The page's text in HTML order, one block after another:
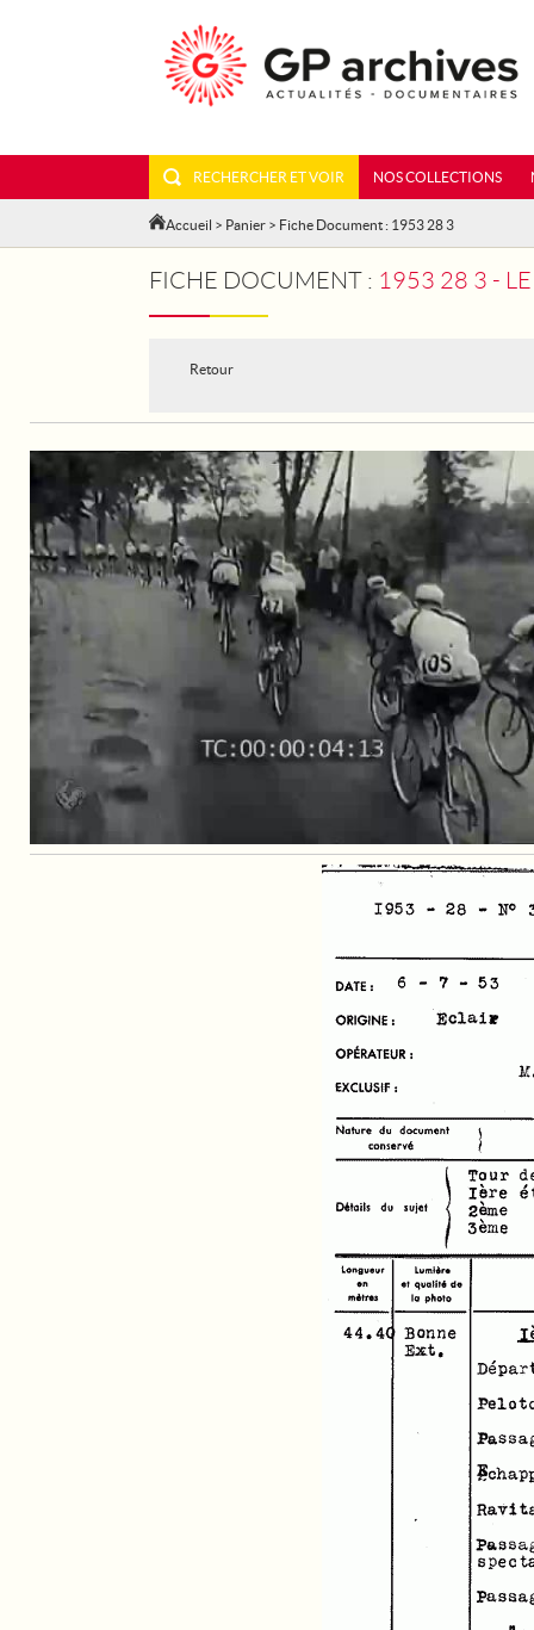
RECHERCHER ET VOIR NOS COLLECTIONS
Accueil > Panier > Fiche Document : 1953 28 3
FICHE DOCUMENT : 1953 28 3 -
Retour